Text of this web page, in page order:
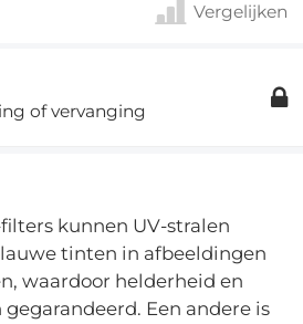
Vergelijken
of vervanging
kunnen UV-stralen
tinten in afbeeldingen
waardoor helderheid en
Een andere is